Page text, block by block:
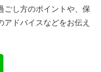
ごし方のポイントや、保
アドバイスなどをお伝え